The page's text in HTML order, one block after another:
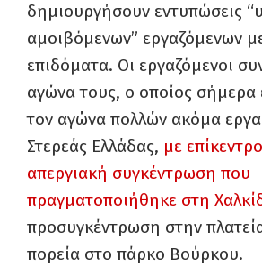
δημιουργήσουν εντυπώσεις
αμοιβόμενων” εργαζόμενων
επιδόματα. Οι εργαζόμενοι
αγώνα τους, ο οποίος
τον αγώνα πολλών ακόμα
Στερεάς Ελλάδας, με
απεργιακή συγκέντρωση που
πραγματοποιήθηκε στη
προσυγκέντρωση στην
πορεία στο πάρκο Βούρκου.